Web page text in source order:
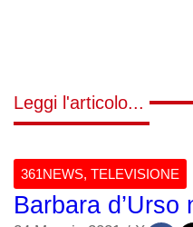
Leggi l'articolo...
361NEWS, TELEVISIONE
Barbara